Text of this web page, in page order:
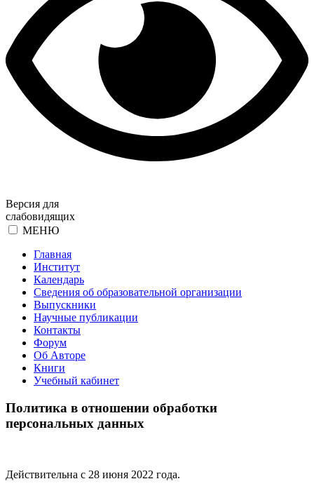
Версия для
слабовидящих
МЕНЮ
Главная
Институт
Календарь
Сведения об образовательной организации
Выпускники
Научные публикации
Контакты
Форум
Об Авторе
Книги
Учебный кабинет
Политика в отношении обработки
персональных данных
Действительна с 28 июня 2022 года.